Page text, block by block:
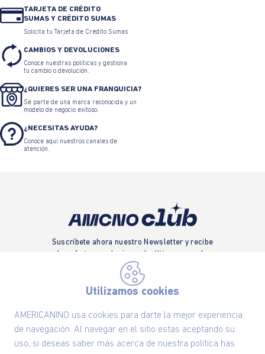
Utilizamos cookies
AMERICANINO usa cookies para darte la mejor experiencia
de navegación. Al navegar en el sitio estas aceptando su
uso, si deseas saber más acerca de nuestra política has
TARJETA DE CRÉDITO
SUMAS Y CRÉDITO SUMAS
Solicita tu Tarjeta de Crédito Sumas
CAMBIOS Y DEVOLUCIONES
Conoce nuestras políticas y gestiona
tu cambio o devolución.
¿QUIERES SER UNA FRANQUICIA?
Sé parte de una marca reconocida y un
modelo de negocio exitoso.
¿NECESITAS AYUDA?
Conoce aquí nuestros canales de
atención.
Suscríbete ahora nuestro Newsletter y recibe
SUSCRÍBETE AHORA
Nuestra Marca